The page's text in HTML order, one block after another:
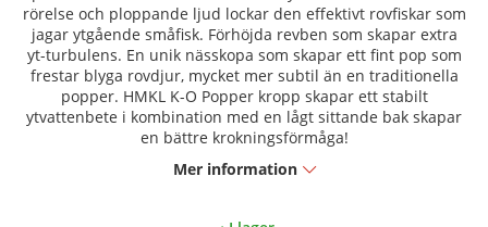
rörelse och ploppande ljud lockar den effektivt rovfiskar som
jagar ytgående småfisk. Förhöjda revben som skapar extra
yt-turbulens. En unik nässkopa som skapar ett fint pop som
frestar blyga rovdjur, mycket mer subtil än en traditionella
popper. HMKL K-O Popper kropp skapar ett stabilt
ytvattenbete i kombination med en lågt sittande bak skapar
en bättre krokningsförmåga!
Mer information